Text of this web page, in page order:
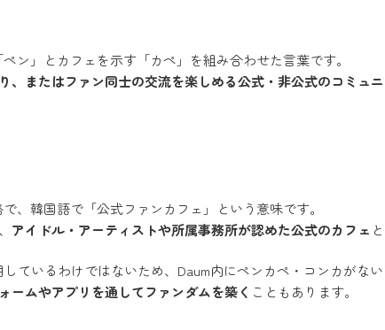
ン」とカフェを示す「カペ」を組み合わせた言葉です。
、またはファン同士の交流を楽しめる公式・非公式のコミュ
、韓国語で「公式ファンカフェ」という意味です。
アイドル・アーティストや所属事務所が認めた公式のカフェ
ているわけではないため、Daum内にペンカペ・コンカがな
ームやアプリを通してファンダムを築く こともあります。